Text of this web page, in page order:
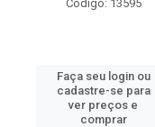
Código: 13595
Faça seu login ou
cadastre-se para
ver preços e
comprar